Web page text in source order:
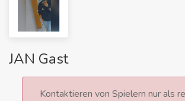
JAN Gast
Kontaktieren von Spielern nur als